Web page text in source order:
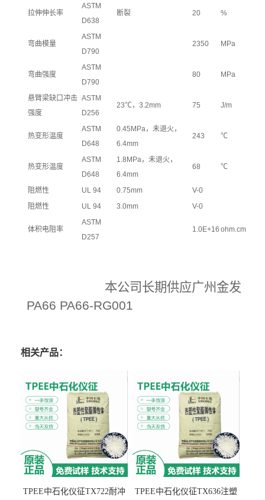
拉伸伸长率
ASTM
D638
断裂 20 %
弯曲模量
ASTM
D790
2350 MPa
弯曲强度
ASTM
D790
80 MPa
悬臂梁缺口冲击
强度
ASTM
D256
23℃，3.2mm 75 J/m
热变形温度
ASTM
D648
0.45MPa，未退火，
6.4mm
243 ℃
热变形温度
ASTM
D648
1.8MPa，未退火，
6.4mm
68 ℃
阻燃性 UL 94 0.75mm
V-0
阻燃性
UL 94 3.0mm V-0
体积电阻率
ASTM
D257
1.0E+16 ohm.cm
本公司长期供应广州金发
PA66 PA66-RG001
相关产品：
TPEE中石化仪征TX722耐冲
TPEE中石化仪征TX636注塑